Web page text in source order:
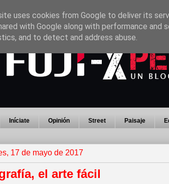
Iníciate Opinión Street Paisaje
17 de mayo de 2017
el arte fácil
uses cookies from Google to deliver its
with Google along with performance
and to detect and address abuse.